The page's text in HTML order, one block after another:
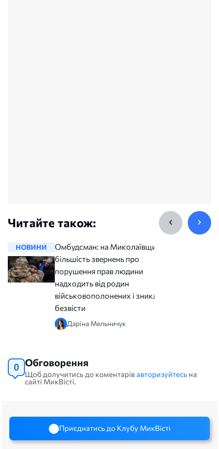
Читайте також:
НОВИНИ
Омбудсман: на Миколаївщині
більшість звернень про
порушення прав людини
надходить від родин
військовополонених і зниклих
безвісти
Даріна Мельничук
0 Обговорення
Щоб долучитись до коментарівавторизуйтесь на
сайті МикВісті.
Приєднатись до Клубу МикВісті